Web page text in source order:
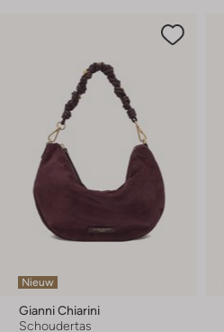
Nieuw
Gianni Chiarini
Schoudertas